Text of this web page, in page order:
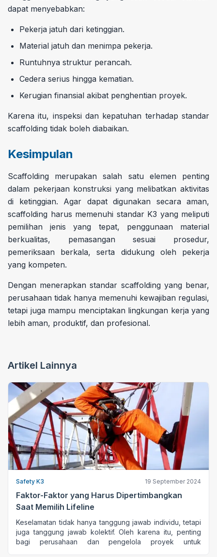
dapat menyebabkan:
Pekerja jatuh dari ketinggian.
Material jatuh dan menimpa pekerja.
Runtuhnya struktur perancah.
Cedera serius hingga kematian.
Kerugian finansial akibat penghentian proyek.
Karena itu, inspeksi dan kepatuhan terhadap standar
scaffolding tidak boleh diabaikan.
Kesimpulan
Scaffolding merupakan salah satu elemen penting
dalam pekerjaan konstruksi yang melibatkan aktivitas
di ketinggian. Agar dapat digunakan secara aman,
scaffolding harus memenuhi standar K3 yang meliputi
pemilihan jenis yang tepat, penggunaan material
berkualitas, pemasangan sesuai prosedur,
pemeriksaan berkala, serta didukung oleh pekerja
yang kompeten.
Dengan menerapkan standar scaffolding yang benar,
perusahaan tidak hanya memenuhi kewajiban regulasi,
tetapi juga mampu menciptakan lingkungan kerja yang
lebih aman, produktif, dan profesional.
Artikel Lainnya
Safety K3 19 September 2024
Faktor-Faktor yang Harus Dipertimbangkan
Saat Memilih Lifeline
Keselamatan tidak hanya tanggung jawab individu, tetapi
juga tanggung jawab kolektif. Oleh karena itu, penting
bagi perusahaan dan pengelola proyek untuk